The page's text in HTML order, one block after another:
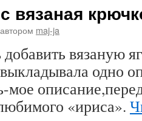
вязаная
автором maj-ja
вязаную
одно
«ириса».